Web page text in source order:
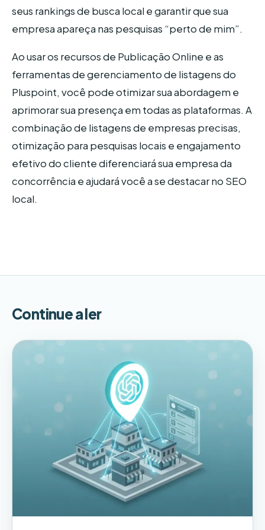
seus rankings de busca local e garantir que sua
empresa apareça nas pesquisas “perto de mim”.
Ao usar os recursos de Publicação Online e as
ferramentas de gerenciamento de listagens do
Pluspoint, você pode otimizar sua abordagem e
aprimorar sua presença em todas as plataformas. A
combinação de listagens de empresas precisas,
otimização para pesquisas locais e engajamento
efetivo do cliente diferenciará sua empresa da
concorrência e ajudará você a se destacar no SEO
local.
Continue a ler